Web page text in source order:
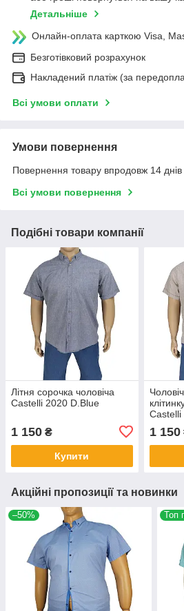
Детальніше
Онлайн-оплата карткою Visa,
Безготівковий розрахунок
Накладений платіж (за
Всі умови оплати
Умови повернення
Повернення товару впродовж 14 днів
Всі умови повернення
Подібні товари компанії
Літня сорочка чоловіча
Castelli 2020 D.Blue
1 150 ₴
Купити
Castelli
1 150
Акційні пропозиції та новинки
–50% Топ